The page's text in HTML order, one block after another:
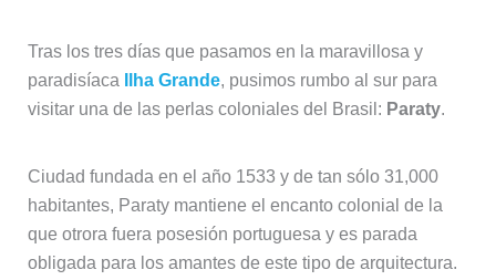
Tras los tres días que pasamos en la maravillosa y
paradisíaca
Ilha Grande, pusimos rumbo al sur para
visitar una de las perlas coloniales del Brasil: Paraty.
Ciudad fundada en el año 1533 y de tan sólo 31,000
habitantes, Paraty mantiene el encanto colonial de la
que otrora fuera posesión portuguesa y es parada
obligada para los amantes de este tipo de arquitectura.